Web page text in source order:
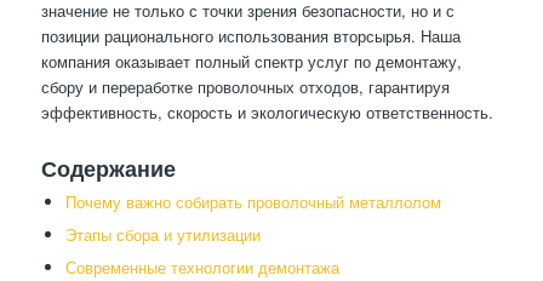
значение не только с точки зрения безопасности, но и с
позиции рационального использования вторсырья. Наша
компания оказывает полный спектр услуг по демонтажу,
сбору и переработке проволочных отходов, гарантируя
эффективность, скорость и экологическую ответственность.
Содержание
Почему важно собирать проволочный металлолом
Этапы сбора и утилизации
Современные технологии демонтажа